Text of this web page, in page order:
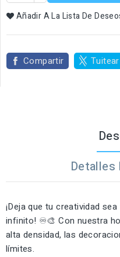
Añadir A La Lista De
Compartir Tuitear
Detalles
¡Deja que tu creatividad
infinito! ♾️🎨 Con nuestra
alta densidad, las
límites.